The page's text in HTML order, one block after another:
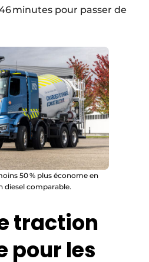
minutes pour passer de
50 % plus économe en
diesel comparable.
traction
pour les